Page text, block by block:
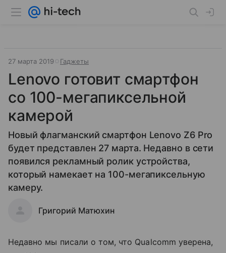
27 марта 2019 Гаджеты
Lenovo готовит смартфон
со 100-мегапиксельной
камерой
Новый флагманский смартфон Lenovo Z6 Pro
будет представлен 27 марта. Недавно в сети
появился рекламный ролик устройства,
который намекает на 100-мегапиксельную
камеру.
Григорий Матюхин
Недавно мы писали о том, что Qualcomm уверена,